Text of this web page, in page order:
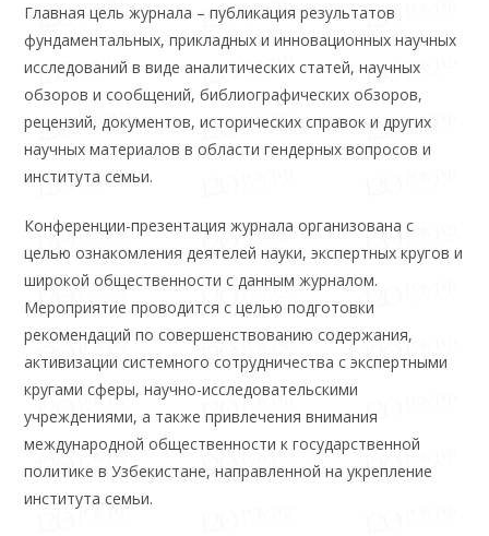
Главная цель журнала – публикация результатов
фундаментальных, прикладных и инновационных научных
исследований в виде аналитических статей, научных
обзоров и сообщений, библиографических обзоров,
рецензий, документов, исторических справок и других
научных материалов в области гендерных вопросов и
института семьи.
Конференции-презентация журнала организована с
целью ознакомления деятелей науки, экспертных кругов и
широкой общественности с данным журналом.
Мероприятие проводится с целью подготовки
рекомендаций по совершенствованию содержания,
активизации системного сотрудничества с экспертными
кругами сферы, научно-исследовательскими
учреждениями, а также привлечения внимания
международной общественности к государственной
политике в Узбекистане, направленной на укрепление
института семьи.